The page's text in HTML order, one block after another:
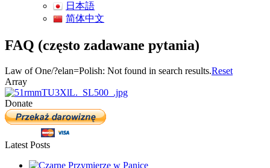
日本語
简体中文
FAQ (często zadawane pytania)
Law of One/?elan=Polish: Not found in search results.Reset
Array
Donate
Latest Posts